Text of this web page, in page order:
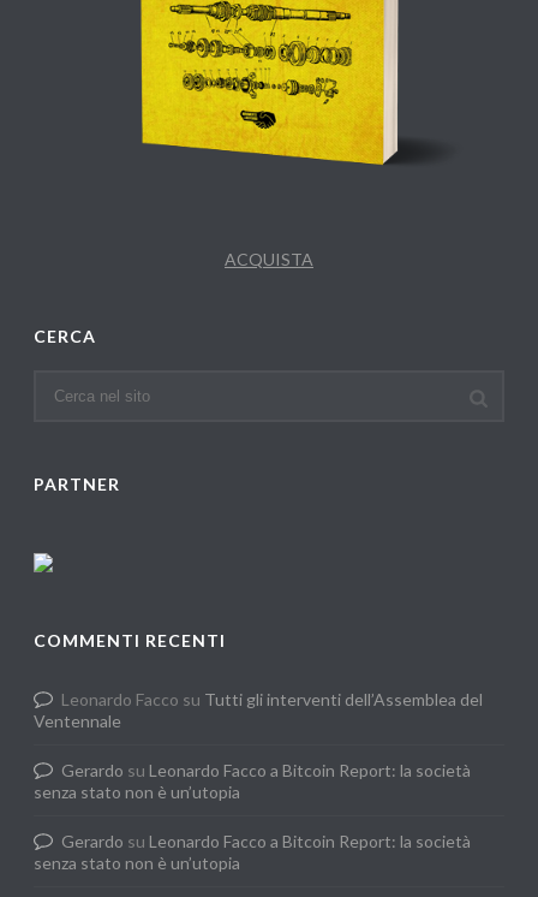
ACQUISTA
CERCA
PARTNER
COMMENTI RECENTI
Leonardo Facco su Tutti gli interventi dell’Assemblea del
Ventennale
Gerardo su Leonardo Facco a Bitcoin Report: la società
senza stato non è un’utopia
Gerardo su Leonardo Facco a Bitcoin Report: la società
senza stato non è un’utopia